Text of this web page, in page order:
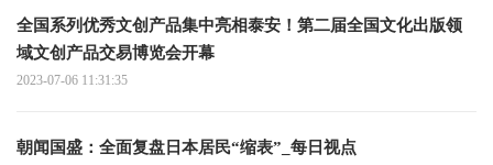
全国系列优秀文创产品集中亮相泰安！第二届全国文化出版领
域文创产品交易博览会开幕
2023-07-06 11:31:35
朝闻国盛：全面复盘日本居民“缩表”_每日视点